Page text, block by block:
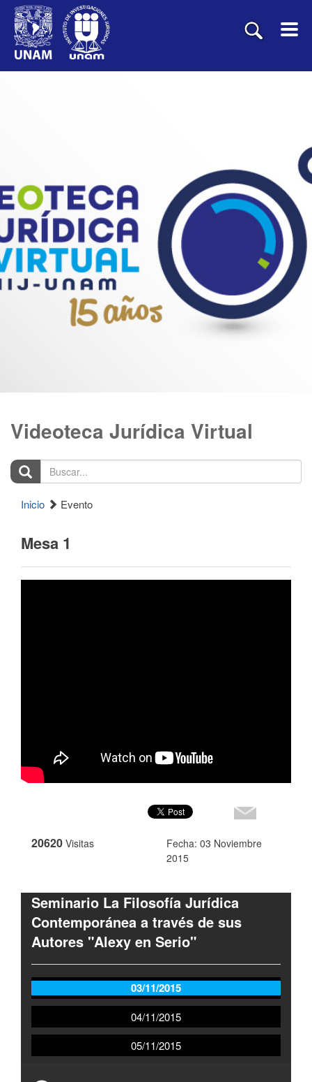
Videoteca Jurídica Virtual
Buscar...
Inicio Evento
Mesa 1
20620 Visitas
Fecha: 03 Noviembre
2015
Seminario La Filosofía Jurídica
Contemporánea a través de sus
Autores "Alexy en Serio"
03/11/2015
04/11/2015
05/11/2015